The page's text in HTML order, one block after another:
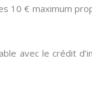
10 € maximum
avec le crédit